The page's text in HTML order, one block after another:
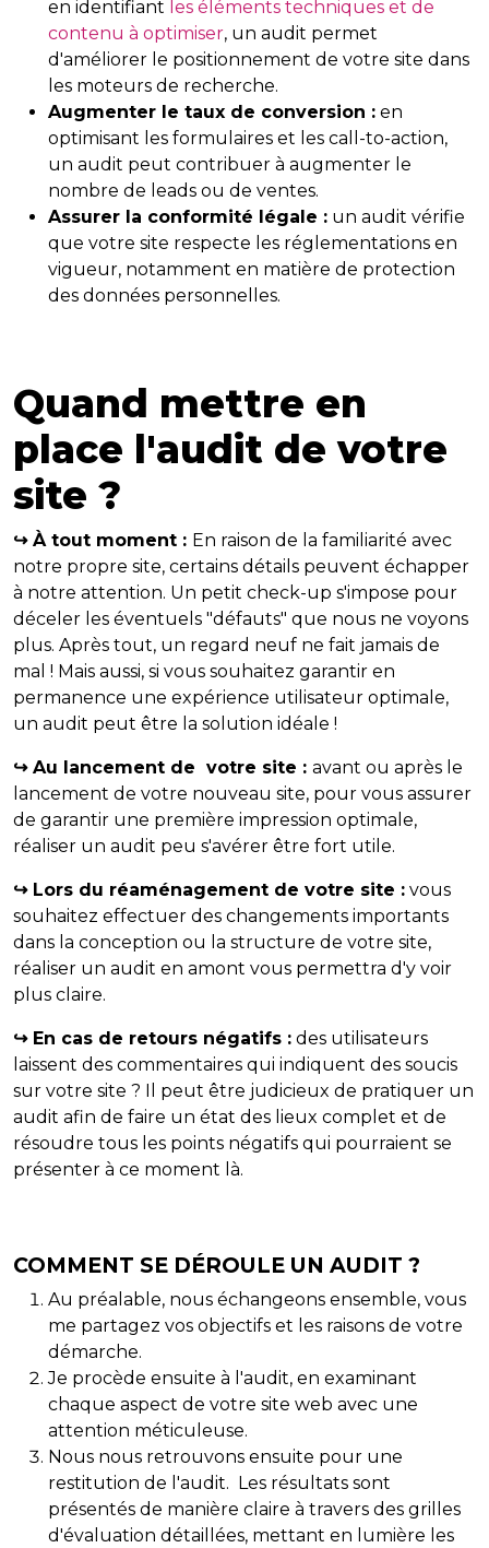
en identifiant les éléments techniques et de
contenu à optimiser, un audit permet
d'améliorer le positionnement de votre site dans
les moteurs de recherche.
Augmenter le taux de conversion : en
optimisant les formulaires et les call-to-action,
un audit peut contribuer à augmenter le
nombre de leads ou de ventes.
Assurer la conformité légale : un audit vérifie
que votre site respecte les réglementations en
vigueur, notamment en matière de protection
des données personnelles.
Quand mettre en
place l'audit de votre
site ?
↪ À tout moment : En raison de la familiarité avec
notre propre site, certains détails peuvent échapper
à notre attention. Un petit check-up s'impose pour
déceler les éventuels "défauts" que nous ne voyons
plus. Après tout, un regard neuf ne fait jamais de
mal ! Mais aussi, si vous souhaitez garantir en
permanence une expérience utilisateur optimale,
un audit peut être la solution idéale !
↪ Au lancement de votre site : avant ou après le
lancement de votre nouveau site, pour vous assurer
de garantir une première impression optimale,
réaliser un audit peu s'avérer être fort utile.
↪ Lors du réaménagement de votre site : vous
souhaitez effectuer des changements importants
dans la conception ou la structure de votre site,
réaliser un audit en amont vous permettra d'y voir
plus claire.
↪ En cas de retours négatifs : des utilisateurs
laissent des commentaires qui indiquent des soucis
sur votre site ? Il peut être judicieux de pratiquer un
audit afin de faire un état des lieux complet et de
résoudre tous les points négatifs qui pourraient se
présenter à ce moment là.
COMMENT SE DÉROULE UN AUDIT ?
Au préalable, nous échangeons ensemble, vous
me partagez vos objectifs et les raisons de votre
démarche.
Je procède ensuite à l'audit, en examinant
chaque aspect de votre site web avec une
attention méticuleuse.
Nous nous retrouvons ensuite pour une
restitution de l'audit. Les résultats sont
présentés de manière claire à travers des grilles
d'évaluation détaillées, mettant en lumière les